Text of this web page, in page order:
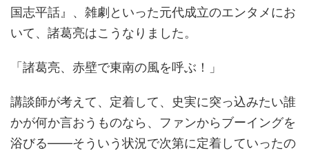
国志平話』、雑劇といった元代成立のエンタメにお
いて、諸葛亮はこうなりました。
「諸葛亮、赤壁で東南の風を呼ぶ！」
講談師が考えて、定着して、史実に突っ込みたい誰
かが何か言おうものなら、ファンからブーイングを
浴びる――そういう状況で次第に定着していったの